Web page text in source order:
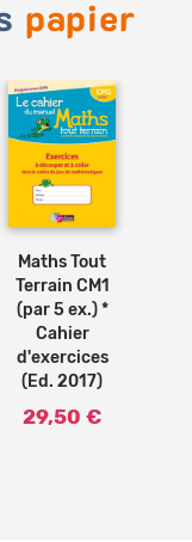
papier
Ajouter
au
Maths Tout
Terrain CM1
(par 5 ex.) *
Cahier
d'exercices
(Ed. 2017)
29,50 €